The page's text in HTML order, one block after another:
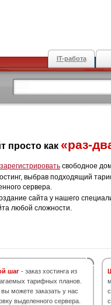
IT-работа
просто как «раз-
зарегистрировать свободное
выбрав подходящий
сервера.
сайта у нашего
любой сложности.
шаг - заказ хостинга из
тарифных планов.
можете заказать у нас
выделенного сервера.